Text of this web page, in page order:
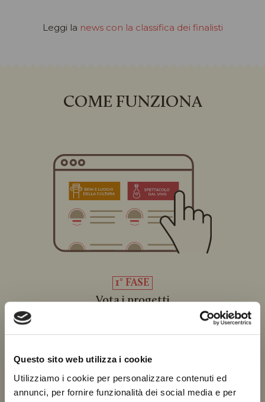
Questo sito web utilizza i cookie
Utilizziamo i cookie per personalizzare contenuti ed
annunci, per fornire funzionalità dei social media e per
Leggi la news con la classifica dei finalisti
COME FUNZIONA
1° FASE
Vota i progetti